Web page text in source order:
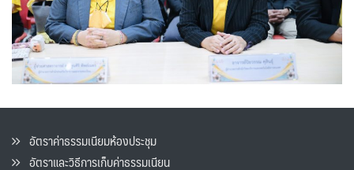
อัตราค่าธรรมเนียมห้องประชุม
อัตราและวิธีการเก็บค่าธรรมเนียน